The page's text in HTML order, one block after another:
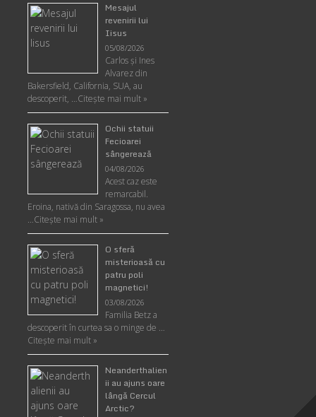
Mesajul
revenirii lui
Iisus
05/08/2026
Carlos şi Ines
Alvarez din
Bakersfield, California, SUA, au
descoperit, …Citeşte mai mult »
Ochii statuii
Fecioarei
sângerează
04/08/2026
Acest caz este
remarcabil.
Eroina, nativă din Saragossa, nu avea
…Citeşte mai mult »
O sferă
misterioasă cu
patru poli
magnetici!
03/08/2026
Familia Betz a
descoperit în curtea sa o minge de …
Citeşte mai mult »
Neanderthalien
ii au ajuns oare
lângă Cercul
Arctic?